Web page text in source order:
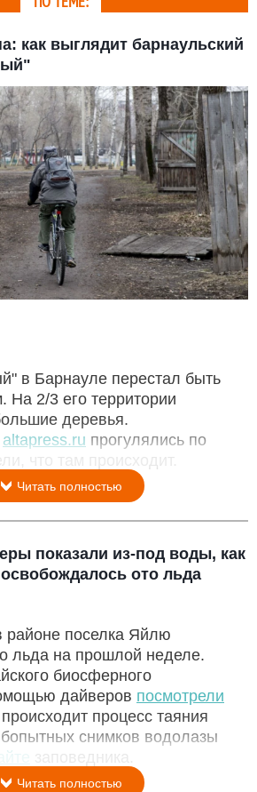
как выглядит барнаульский
в Барнауле перестал быть
На 2/3 его территории
деревья.
altapress.ru прогулялись по
что там происходит.
Читать полностью
показали из-под воды, как
ото льда
районе поселка Яйлю
льда на прошлой неделе.
биосферного
дайверов посмотрели
происходит процесс таяния
снимков водолазы
заповедника.
Читать полностью